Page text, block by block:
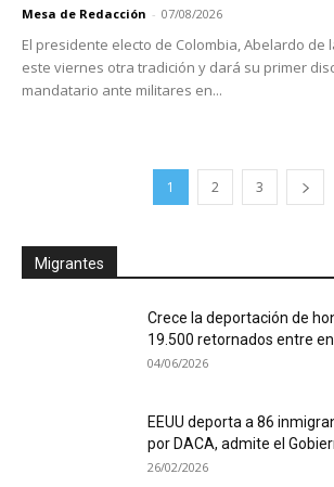
Mesa de Redacción - 07/08/2026
El presidente electo de Colombia, Abelardo de
este viernes otra tradición y dará su primer
mandatario ante militares en...
1 2 3
Migrantes
Crece la deportación de
19.500 retornados entre
04/06/2026
EEUU deporta a 86
por DACA, admite el
26/02/2026